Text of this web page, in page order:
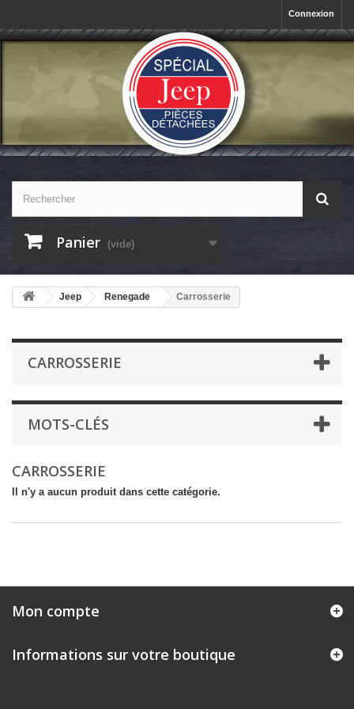
Connexion
Panier (vide)
Jeep Renegade Carrosserie
CARROSSERIE
MOTS-CLÉS
CARROSSERIE
Il n'y a aucun produit dans cette catégorie.
Mon compte
Informations sur votre boutique